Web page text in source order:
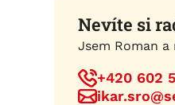
Nevíte si
Jsem Roman
+420 602